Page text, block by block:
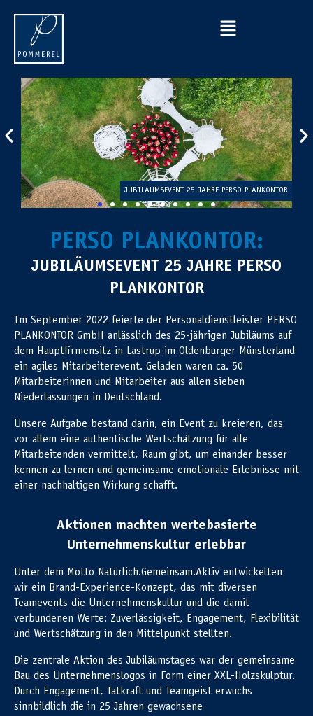
JUBILÄUMSEVENT 25 JAHRE PERSO PLANKONTOR
PERSO PLANKONTOR:
JUBILÄUMSEVENT 25 JAHRE PERSO
PLANKONTOR
Im September 2022 feierte der Personaldienstleister PERSO
PLANKONTOR GmbH anlässlich des 25-jährigen Jubiläums auf
dem Hauptfirmensitz in Lastrup im Oldenburger Münsterland
ein agiles Mitarbeiterevent. Geladen waren ca. 50
Mitarbeiterinnen und Mitarbeiter aus allen sieben
Niederlassungen in Deutschland.
Unsere Aufgabe bestand darin, ein Event zu kreieren, das
vor allem eine authentische Wertschätzung für alle
Mitarbeitenden vermittelt, Raum gibt, um einander besser
kennen zu lernen und gemeinsame emotionale Erlebnisse mit
einer nachhaltigen Wirkung schafft.
Aktionen machten wertebasierte
Unternehmenskultur erlebbar
Unter dem Motto Natürlich.Gemeinsam.Aktiv entwickelten
wir ein Brand-Experience-Konzept, das mit diversen
Teamevents die Unternehmenskultur und die damit
verbundenen Werte: Zuverlässigkeit, Engagement, Flexibilität
und Wertschätzung in den Mittelpunkt stellten.
Die zentrale Aktion des Jubiläumstages war der gemeinsame
Bau des Unternehmenslogos in Form einer XXL-Holzskulptur.
Durch Engagement, Tatkraft und Teamgeist erwuchs
sinnbildlich die in 25 Jahren gewachsene